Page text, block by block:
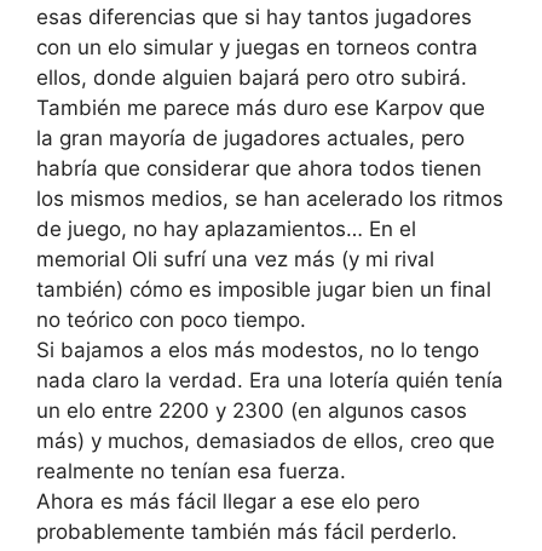
esas diferencias que si hay tantos jugadores
con un elo simular y juegas en torneos contra
ellos, donde alguien bajará pero otro subirá.
También me parece más duro ese Karpov que
la gran mayoría de jugadores actuales, pero
habría que considerar que ahora todos tienen
los mismos medios, se han acelerado los ritmos
de juego, no hay aplazamientos… En el
memorial Oli sufrí una vez más (y mi rival
también) cómo es imposible jugar bien un final
no teórico con poco tiempo.
Si bajamos a elos más modestos, no lo tengo
nada claro la verdad. Era una lotería quién tenía
un elo entre 2200 y 2300 (en algunos casos
más) y muchos, demasiados de ellos, creo que
realmente no tenían esa fuerza.
Ahora es más fácil llegar a ese elo pero
probablemente también más fácil perderlo.